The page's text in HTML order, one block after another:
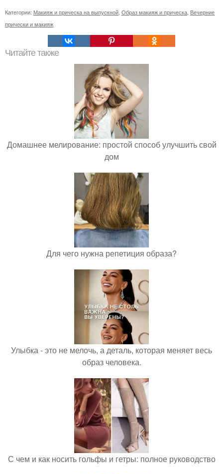
Категории: Макияж и прическа на выпускной Образ макияж и прическа Вечерние
прически и макияж
Читайте также
Домашнее мелирование: простой способ улучшить свой
дом
Для чего нужна репетиция образа?
Улыбка - это не мелочь, а деталь, которая меняет весь
образ человека.
С чем и как носить гольфы и гетры: полное руководство